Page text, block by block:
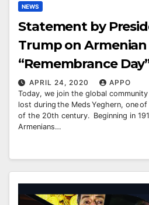
NEWS
Statement by
Trump on Armenian
“Remembrance
APRIL 24, 2020
APPO
Today, we join the global
lost during the Meds Yeghern, one
of the 20th century. Beginning in
Armenians…